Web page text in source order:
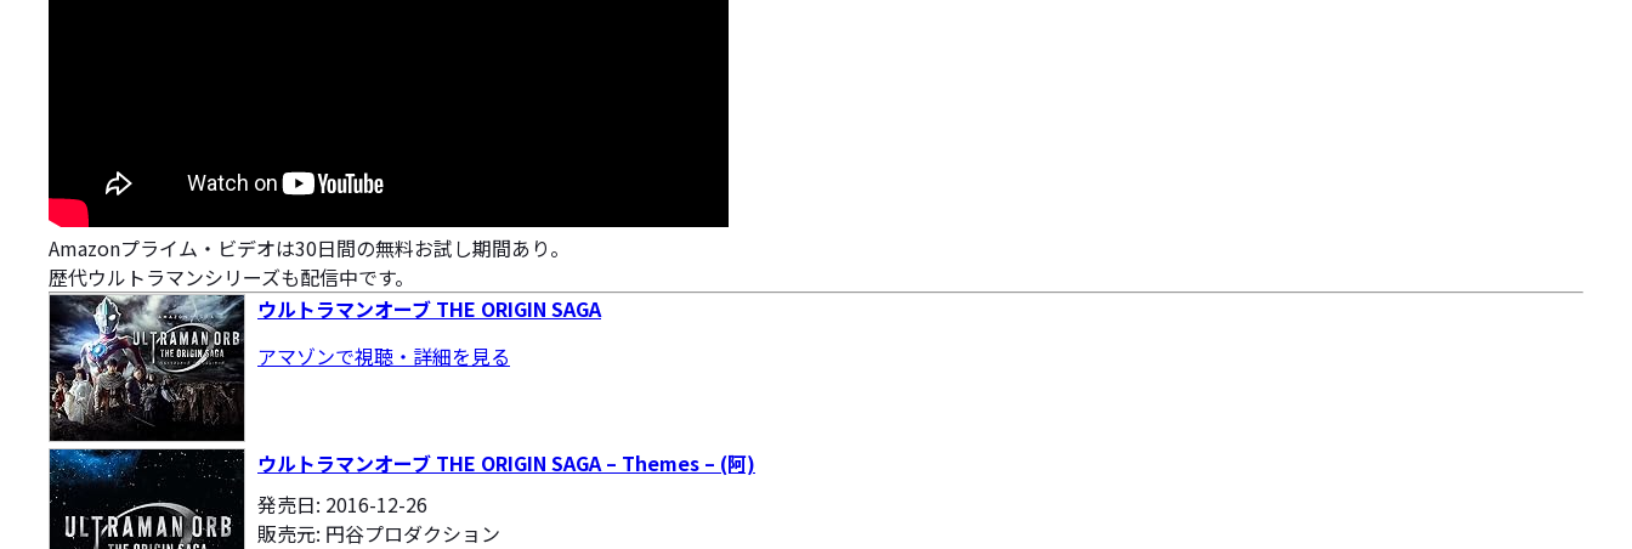
Amazonプライム・ビデオは30日間の無料お試し期間あり。
歴代ウルトラマンシリーズも配信中です。
ウルトラマンオーブ THE ORIGIN SAGA
アマゾンで視聴・詳細を見る
ウルトラマンオーブ THE ORIGIN SAGA – Themes – (阿)
発売日: 2016-12-26
販売元: 円谷プロダクション